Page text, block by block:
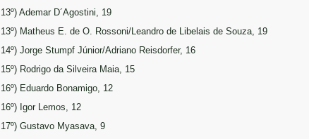
13º) Ademar D´Agostini, 19
13º) Matheus E. de O. Rossoni/Leandro de Libelais de Souza, 19
14º) Jorge Stumpf Júnior/Adriano Reisdorfer, 16
15º) Rodrigo da Silveira Maia, 15
16º) Eduardo Bonamigo, 12
16º) Igor Lemos, 12
17º) Gustavo Myasava, 9